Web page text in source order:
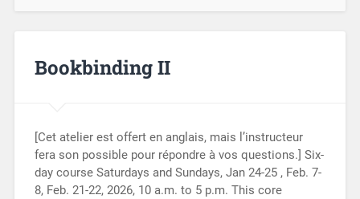
Bookbinding II
[Cet atelier est offert en anglais, mais l’instructeur
fera son possible pour répondre à vos questions.] Six-
day course Saturdays and Sundays, Jan 24-25 , Feb. 7-
8, Feb. 21-22, 2026, 10 a.m. to 5 p.m. This core